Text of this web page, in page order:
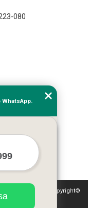
080
direitos autorais. Copyright©
WhatsApp.